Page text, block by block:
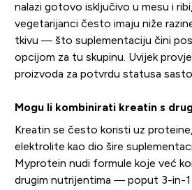
nalazi gotovo isključivo u mesu i
vegetarijanci često imaju niže
tkivu — što suplementaciju čini
opcijom za tu skupinu. Uvijek
proizvoda za potvrdu statusa
Mogu li kombinirati kreatin s
Kreatin se često koristi uz
elektrolite kao dio šire
Myprotein nudi formule koje već
drugim nutrijentima — poput 3-in-1